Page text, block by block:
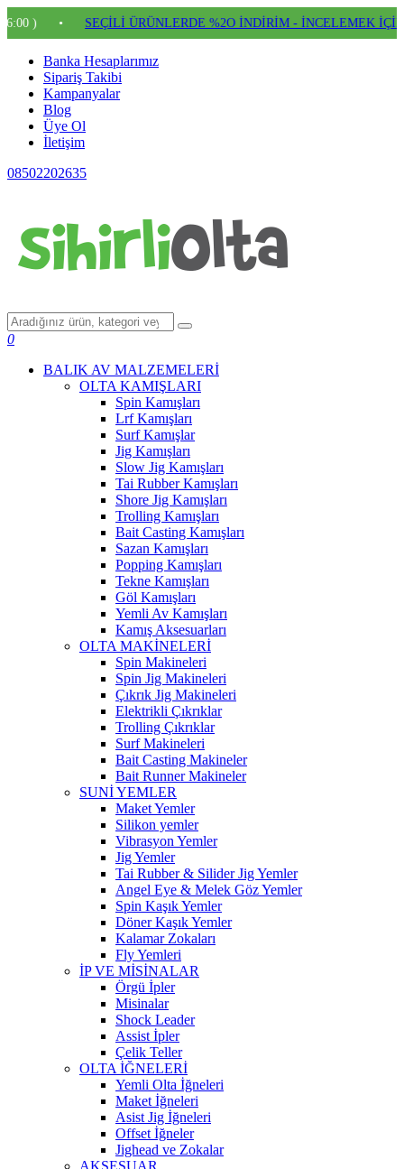
• SEÇİLİ ÜRÜNLERDE %2O İNDİRİM - İNCELEMEK İÇİN
Banka Hesaplarımız
Sipariş Takibi
Kampanyalar
Blog
Üye Ol
İletişim
08502202635
0
BALIK AV MALZEMELERİ
OLTA KAMIŞLARI
Spin Kamışları
Lrf Kamışları
Surf Kamışlar
Jig Kamışları
Slow Jig Kamışları
Tai Rubber Kamışları
Shore Jig Kamışları
Trolling Kamışları
Bait Casting Kamışları
Sazan Kamışları
Popping Kamışları
Tekne Kamışları
Göl Kamışları
Yemli Av Kamışları
Kamış Aksesuarları
OLTA MAKİNELERİ
Spin Makineleri
Spin Jig Makineleri
Çıkrık Jig Makineleri
Elektrikli Çıkrıklar
Trolling Çıkrıklar
Surf Makineleri
Bait Casting Makineler
Bait Runner Makineler
SUNİ YEMLER
Maket Yemler
Silikon yemler
Vibrasyon Yemler
Jig Yemler
Tai Rubber & Silider Jig Yemler
Angel Eye & Melek Göz Yemler
Spin Kaşık Yemler
Döner Kaşık Yemler
Kalamar Zokaları
Fly Yemleri
İP VE MİSİNALAR
Örgü İpler
Misinalar
Shock Leader
Assist İpler
Çelik Teller
OLTA İĞNELERİ
Yemli Olta İğneleri
Maket İğneleri
Asist Jig İğneleri
Offset İğneler
Jighead ve Zokalar
AKSESUAR